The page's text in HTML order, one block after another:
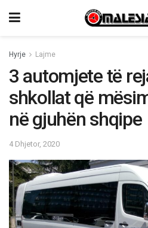
Hyrje Lajme
3 automjete të
shkollat që
në gjuhën shqipe
4 Dhjetor, 2020